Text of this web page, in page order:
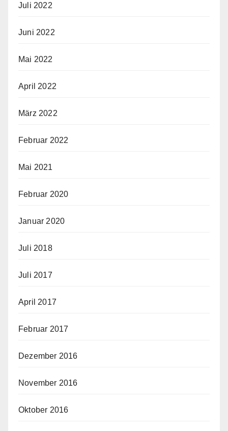
Juli 2022
Juni 2022
Mai 2022
April 2022
März 2022
Februar 2022
Mai 2021
Februar 2020
Januar 2020
Juli 2018
Juli 2017
April 2017
Februar 2017
Dezember 2016
November 2016
Oktober 2016